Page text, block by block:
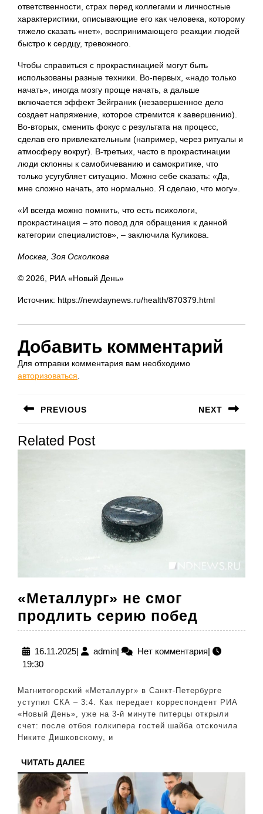
ответственности, страх перед коллегами и личностные
характеристики, описывающие его как человека, которому
тяжело сказать «нет», воспринимающего реакции людей
быстро к сердцу, тревожного.
Чтобы справиться с прокрастинацией могут быть
использованы разные техники. Во-первых, «надо только
начать», иногда мозгу проще начать, а дальше
включается эффект Зейграник (незавершенное дело
создает напряжение, которое стремится к завершению).
Во-вторых, сменить фокус с результата на процесс,
сделав его привлекательным (например, через ритуалы и
атмосферу вокруг). В-третьих, часто в прокрастинации
люди склонны к самобичеванию и самокритике, что
только усугубляет ситуацию. Можно себе сказать: «Да,
мне сложно начать, это нормально. Я сделаю, что могу».
«И всегда можно помнить, что есть психологи,
прокрастинация – это повод для обращения к данной
категории специалистов», – заключила Куликова.
Москва, Зоя Осколкова
© 2026, РИА «Новый День»
Источник: https://newdaynews.ru/health/870379.html
Добавить комментарий
Для отправки комментария вам необходимо
авторизоваться.
по
записям
PREVIOUS
запись:
NEXT
запись:
Related Post
«Металлург» не смог
продлить серию побед
не
смог
серию
побед
16.11.202516.11.2025
| adminadmin
| Нет комментария|
19:30
Магнитогорский «Металлург» в Санкт-Петербурге
уступил СКА – 3:4. Как передает корреспондент РИА
«Новый День», уже на 3-й минуте питерцы открыли
счет: после отбоя голкипера гостей шайба отскочила
Никите Дишковскому, и
ЧИТАТЬ ДАЛЕЕЧИТАТЬ
ДАЛЕЕ